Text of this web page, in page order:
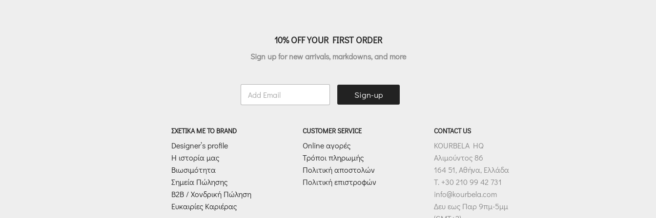
10% OFF YOUR FIRST ORDER
Sign up for new arrivals, markdowns, and more
E
a
Sign-up
ΣΧΕΤΙΚΑ ΜΕ ΤΟ BRAND
Designer’s profile
Η ιστορία μας
Βιωσιμότητα
Σημεία Πώλησης
Β2Β / Χονδρική Πώληση
Ευκαιρίες Καριέρας
CUSTOMER SERVICE
Online αγορές
Τρόποι πληρωμής
Πολιτική αποστολών
Πολιτική επιστροφών
CONTACT US
KOURBELA HQ
Αλιμούντος 86
164 51, Αθήνα, Ελλάδα
T. +30 210 99 42 731
info@kourbela.com
Δευ εως Παρ 9πμ-5μμ